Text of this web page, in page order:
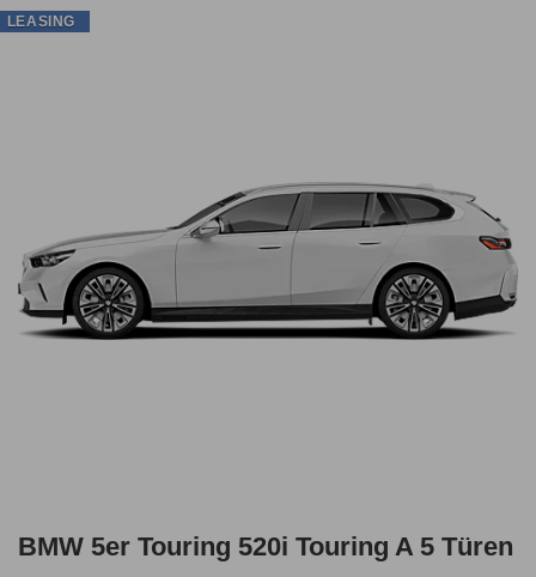
BMW 5er Touring 520i Touring A 5 Türen
LEASING